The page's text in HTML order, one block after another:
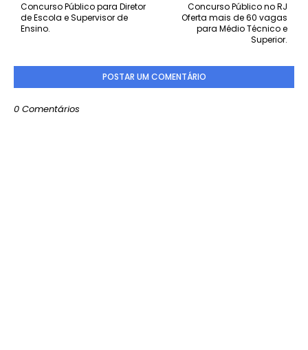
Concurso Público no RJ
Oferta mais de 60 vagas
para Médio Técnico e
Superior.
Concurso Público para Diretor
de Escola e Supervisor de
Ensino.
POSTAR UM COMENTÁRIO
0 Comentários